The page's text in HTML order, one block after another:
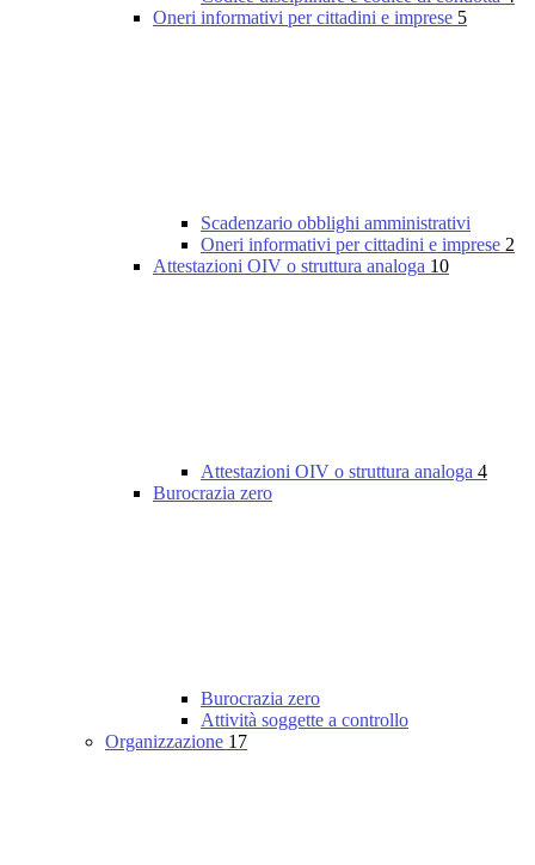
Oneri informativi per cittadini e imprese 5
Scadenzario obblighi amministrativi
Oneri informativi per cittadini e imprese 2
Attestazioni OIV o struttura analoga 10
Attestazioni OIV o struttura analoga 4
Burocrazia zero
Burocrazia zero
Attività soggette a controllo
Organizzazione 17